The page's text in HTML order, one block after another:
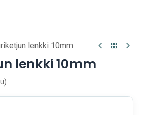
lenkki 10mm
lenkki 10mm